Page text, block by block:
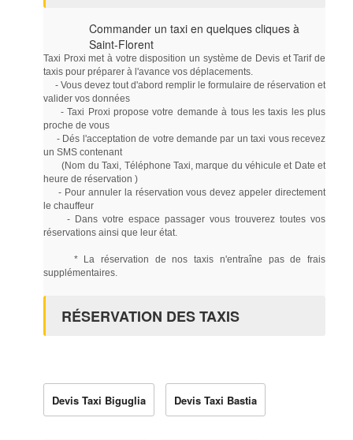
Commander un taxi en quelques cliques à
Saint-Florent
Taxi Proxi met à votre disposition un système de Devis et Tarif de
taxis pour préparer à l'avance vos déplacements.
- Vous devez tout d'abord remplir le formulaire de réservation et
valider vos données
- Taxi Proxi propose votre demande à tous les taxis les plus
proche de vous
- Dés l'acceptation de votre demande par un taxi vous recevez
un SMS contenant
(Nom du Taxi, Téléphone Taxi, marque du véhicule et Date et
heure de réservation )
- Pour annuler la réservation vous devez appeler directement
le chauffeur
- Dans votre espace passager vous trouverez toutes vos
réservations ainsi que leur état.
* La réservation de nos taxis n'entraîne pas de frais
supplémentaires.
RÉSERVATION DES TAXIS
Devis Taxi Biguglia Devis Taxi Bastia